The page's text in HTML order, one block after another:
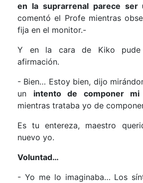
en la suprarrenal parece ser
comentó el Profe mientras
fija en el monitor.-
Y en la cara de Kiko
afirmación.
- Bien… Estoy bien, dijo
un intento de componer
mientras trataba yo de
Es tu entereza, maestro
nuevo yo.
Voluntad…
- Yo me lo imaginaba… Los